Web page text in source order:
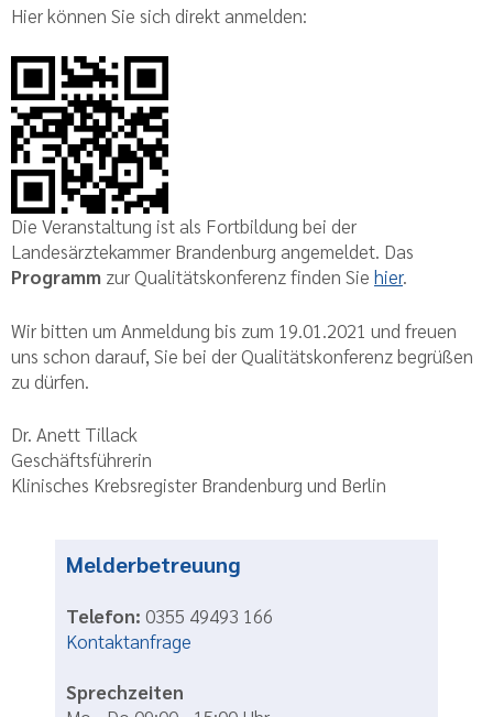
Hier können Sie sich direkt anmelden:
Die Veranstaltung ist als Fortbildung bei der
Landesärztekammer Brandenburg angemeldet. Das
Programm zur Qualitätskonferenz finden Sie hier.
Wir bitten um Anmeldung bis zum 19.01.2021 und freuen
uns schon darauf, Sie bei der Qualitätskonferenz begrüßen
zu dürfen.
Dr. Anett Tillack
Geschäftsführerin
Klinisches Krebsregister Brandenburg und Berlin
Melderbetreuung
Telefon: 0355 49493 166
Kontaktanfrage
Sprechzeiten